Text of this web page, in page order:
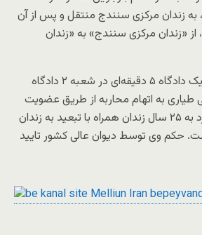
به زندان مرکزی سنندج منتقل و پس از آن
در اسفندماه سال ۱۳۹۰، از «زندان مرکزی سنندج» به «زندان
افشین سهراب زاده در یک دادگاه ۵ دقیقه‌ای در شعبه ۲ دادگاه
به اتهام محاربه از طریق عضویت
در احزاب اپوزیسیون کرد به ۲۵ سال زندان همراه با تبعید به زندان
حکم وی توسط دیوان عالی کشور تایید